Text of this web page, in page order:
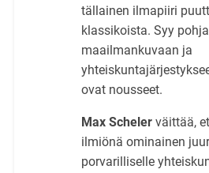
tällainen ilmapiiri
klassikoista. Syy
maailmankuvaan ja
ovat nousseet.
Max Schelerväittää,
ilmiönä ominainen
porvarilliselle